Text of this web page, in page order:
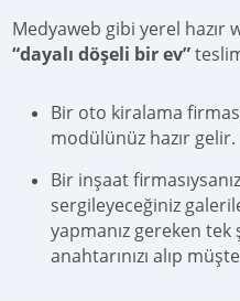
Medyaweb gibi yerel hazır
“dayalı döşeli bir ev”
Bir oto kiralama
modülünüz hazır gelir.
Bir inşaat
sergileyeceğiniz
yapmanız gereken
anahtarınızı alıp